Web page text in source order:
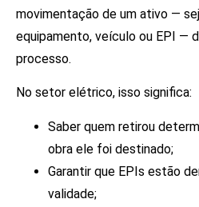
movimentação de um ativo —
equipamento, veículo ou EPI —
processo.
No setor elétrico, isso significa:
Saber quem retirou
obra ele foi destinado;
Garantir que EPIs estão
validade;